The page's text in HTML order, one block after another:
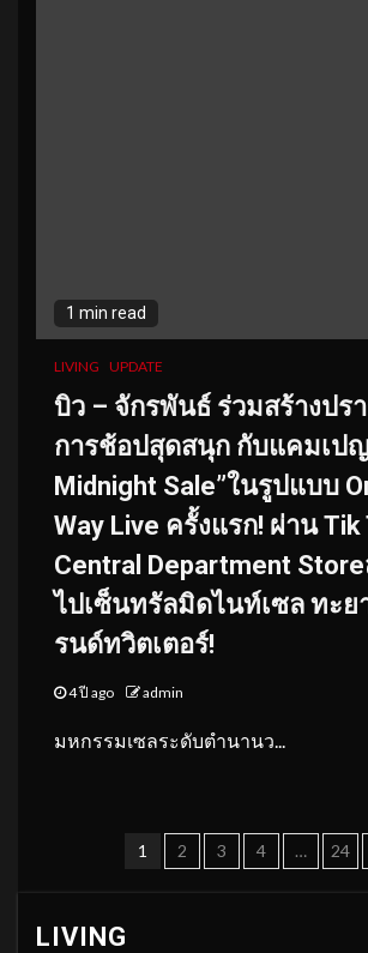
1 min read
LIVING UPDATE
บิว – จักรพันธ์ ร่วมสร้างปร
การช้อปสุดสนุก กับแคมเปญ
Midnight Sale”ในรูปแบบ
Way Live ครั้งแรก! ผ่าน Tik
Central Department
ไปเซ็นทรัลมิดไนท์เซล ทะย
รนด์ทวิตเตอร์!
4 ปี ago admin
มหกรรมเซลระดับตำนานว...
Posts
1 2 3 4 … 24
LIVING